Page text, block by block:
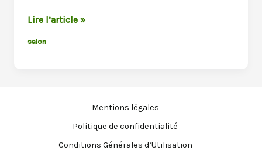
Les
Rencontres
Lire l’article »
salon
Mentions légales
Politique de confidentialité
Conditions Générales d’Utilisation